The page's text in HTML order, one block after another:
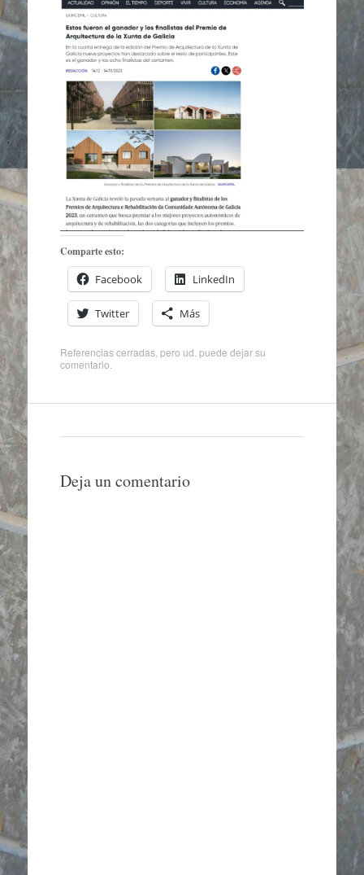
Comparte esto:
Facebook LinkedIn
Twitter Más
Referencias cerradas, pero ud. puede dejar su
comentario
Deja un comentario